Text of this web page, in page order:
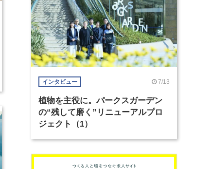
インタビュー 7/13
植物を主役に。パークスガーデン
の“残して磨く”リニューアルプロ
ジェクト（1）